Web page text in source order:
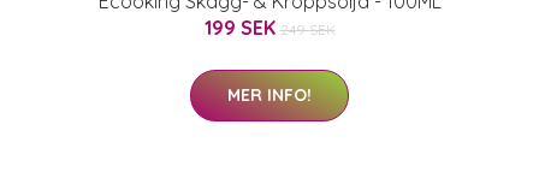
199 SEK 249 SEK
MER INFO!